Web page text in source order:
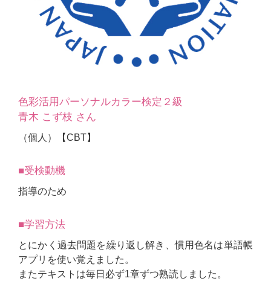
色彩活用パーソナルカラー検定２級
青木 こず枝 さん
（個人）【CBT】
■受検動機
指導のため
■学習方法
とにかく過去問題を繰り返し解き、慣用色名は単語帳
アプリを使い覚えました。
またテキストは毎日必ず1章ずつ熟読しました。